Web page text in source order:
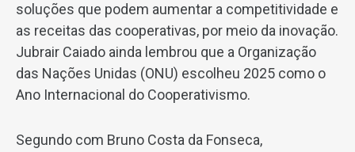
soluções que podem aumentar a competitividade e
as receitas das cooperativas, por meio da inovação.
Jubrair Caiado ainda lembrou que a Organização
das Nações Unidas (ONU) escolheu 2025 como o
Ano Internacional do Cooperativismo.
Segundo com Bruno Costa da Fonseca,